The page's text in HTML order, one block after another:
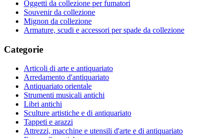
Oggetti da collezione per fumatori
Souvenir da collezione
Mignon da collezione
Armature, scudi e accessori per spade da collezione
Categorie
Articoli di arte e antiquariato
Arredamento d'antiquariato
Antiquariato orientale
Strumenti musicali antichi
Libri antichi
Sculture artistiche e di antiquariato
Tappeti e arazzi
Attrezzi, macchine e utensili d'arte e di antiquariato